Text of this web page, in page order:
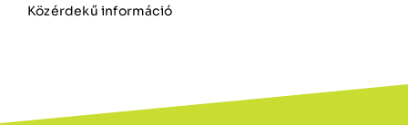
Közérdekű információ